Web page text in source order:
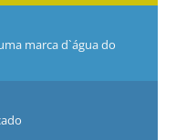
marca d`água do